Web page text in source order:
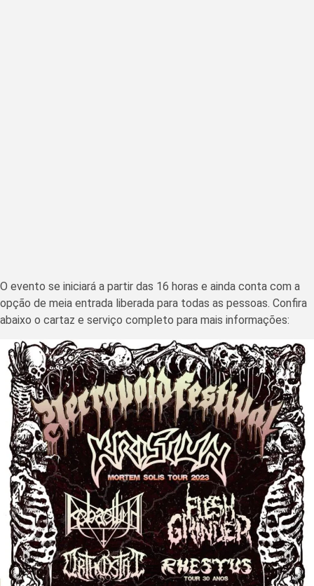
O evento se iniciará a partir das 16 horas e ainda conta com a
opção de meia entrada liberada para todas as pessoas. Confira
abaixo o cartaz e serviço completo para mais informações: